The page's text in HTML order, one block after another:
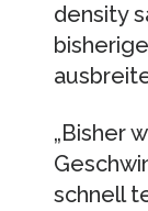
density
„Bisher
schnell